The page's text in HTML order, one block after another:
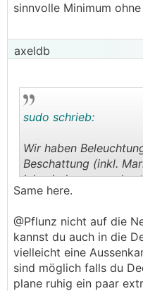
sinnvolle Minimum
axeldb
.
sudo schrieb:
Wir haben
Beschattung (inkl.
ich wieder so machen.
Same here.
@Pflunz nicht auf die
kannst du auch in die
vielleicht eine
sind möglich falls du
plane ruhig ein paar